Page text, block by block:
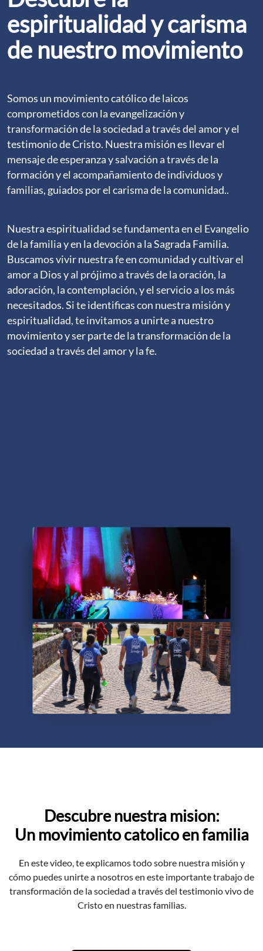
espiritualidad y carisma
de nuestro movimiento
Somos un movimiento católico de laicos
comprometidos con la evangelización y
transformación de la sociedad a través del amor y el
testimonio de Cristo. Nuestra misión es llevar el
mensaje de esperanza y salvación a través de la
formación y el acompañamiento de individuos y
familias, guiados por el carisma de la comunidad..
Nuestra espiritualidad se fundamenta en el Evangelio
de la familia y en la devoción a la Sagrada Familia.
Buscamos vivir nuestra fe en comunidad y cultivar el
amor a Dios y al prójimo a través de la oración, la
adoración, la contemplación, y el servicio a los más
necesitados. Si te identificas con nuestra misión y
espiritualidad, te invitamos a unirte a nuestro
movimiento y ser parte de la transformación de la
sociedad a través del amor y la fe.
Descubre nuestra mision:
Un movimiento catolico en familia
En este video, te explicamos todo sobre nuestra misión y
cómo puedes unirte a nosotros en este importante trabajo de
transformación de la sociedad a través del testimonio vivo de
Cristo en nuestras familias.